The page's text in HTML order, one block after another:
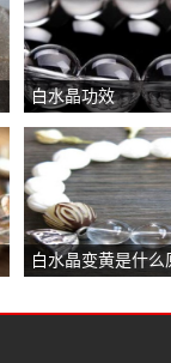
白水晶功效
白水晶变黄是什么